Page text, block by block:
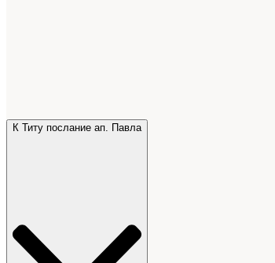
К Титу послание ап. Павла